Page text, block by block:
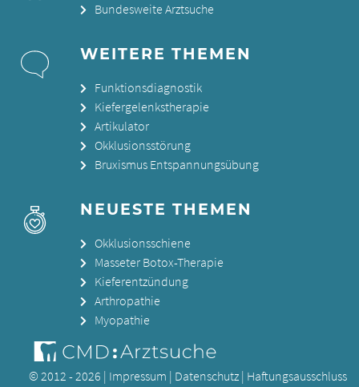
Bundesweite Arztsuche
WEITERE THEMEN
Funktionsdiagnostik
Kiefergelenkstherapie
Artikulator
Okklusionsstörung
Bruxismus Entspannungsübung
NEUESTE THEMEN
Okklusionsschiene
Masseter Botox-Therapie
Kieferentzündung
Arthropathie
Myopathie
© 2012 - 2026 | Impressum | Datenschutz | Haftungsausschluss